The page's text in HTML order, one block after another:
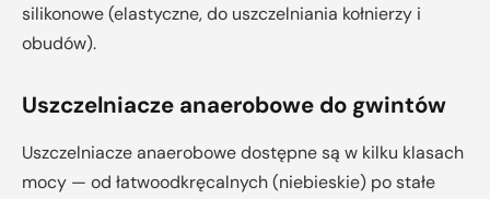
silikonowe (elastyczne, do uszczelniania kołnierzy i
obudów).
Uszczelniacze anaerobowe do gwintów
Uszczelniacze anaerobowe dostępne są w kilku klasach
mocy — od łatwoodkręcalnych (niebieskie) po stałe